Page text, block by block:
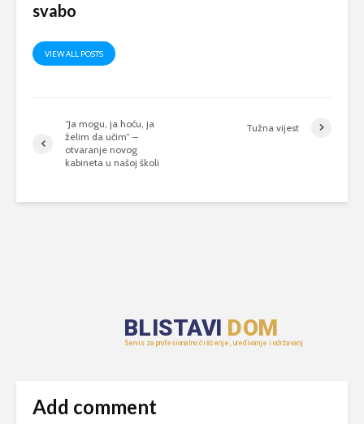
svabo
VIEW ALL POSTS
“Ja mogu, ja hoću, ja
želim da učim” –
otvaranje novog
kabineta u našoj školi
Tužna vijest
Add comment